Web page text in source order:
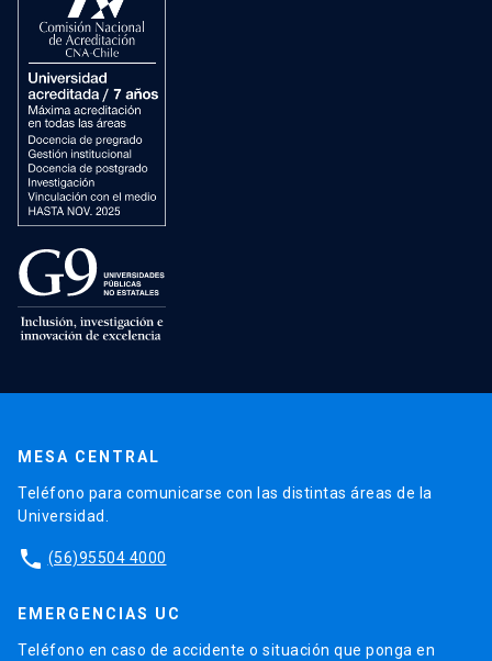
MESA CENTRAL
Teléfono para comunicarse con las distintas áreas de la
Universidad.
phone (56)95504 4000
EMERGENCIAS UC
Teléfono en caso de accidente o situación que ponga en